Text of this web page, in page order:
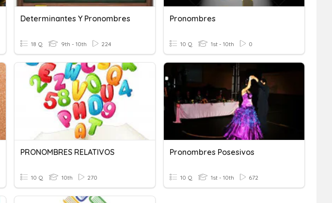
Determinantes Y Pronombres
18 Q 9th - 10th 224
Pronombres
10 Q 1st - 10th 0
PRONOMBRES RELATIVOS
10 Q 10th 270
Pronombres Posesivos
10 Q 1st - 10th 672